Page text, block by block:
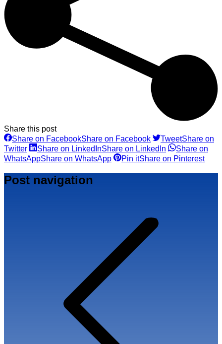
Share this post
Share on FacebookShare on Facebook TweetShare on
Twitter
Share on LinkedInShare on LinkedIn
Share on
WhatsAppShare on WhatsApp Pin itShare on Pinterest
Post navigation